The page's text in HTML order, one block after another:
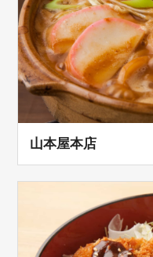
山本屋本店